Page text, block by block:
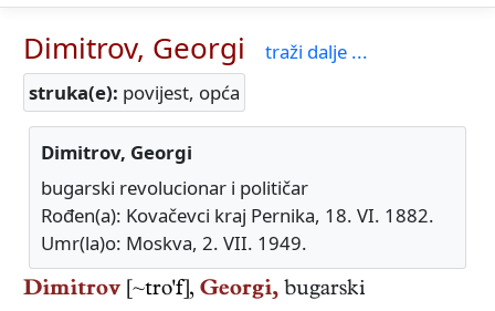
Dimitrov, Georgi
traži dalje ...
struka(e): povijest, opća
Dimitrov, Georgi
bugarski revolucionar i političar
Rođen(a): Kovačevci kraj Pernika, 18. VI. 1882.
Umr(la)o: Moskva, 2. VII. 1949.
Dimitrov [~tro'f], Georgi, bugarski